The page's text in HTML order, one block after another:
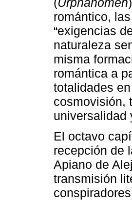
romántico,
“exigencias
naturaleza
misma
romántica a
totalidades
cosmovisión,
universalidad
El octavo
recepción de
Apiano de
transmisión